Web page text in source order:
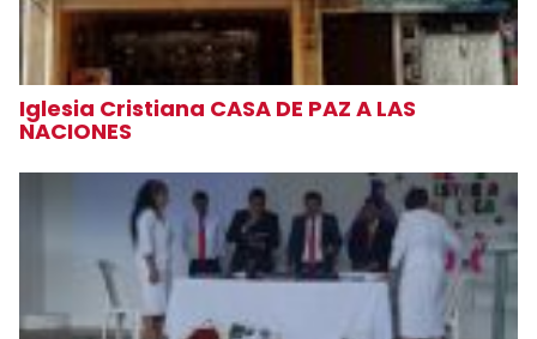
Iglesia Cristiana CASA DE PAZ A LAS
NACIONES